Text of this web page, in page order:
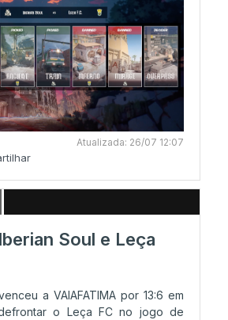
Atualizada: 26/07 12:07
Soul e Leça
a VAIAFATIMA por 13:6 em
o Leça FC no jogo de